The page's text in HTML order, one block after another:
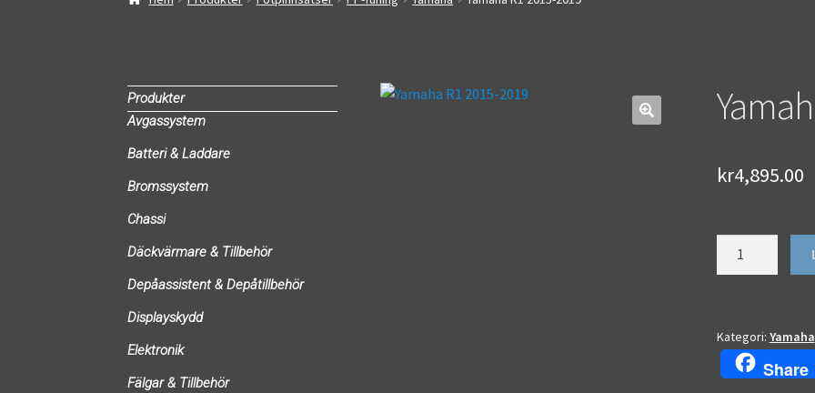
kr4,895.00
mängd
Kategori: Yamaha
Share
Produkter
Avgassystem
Batteri & Laddare
Bromssystem
Chassi
Däckvärmare & Tillbehör
Depåassistent & Depåtillbehör
Displayskydd
Elektronik
Fälgar & Tillbehör